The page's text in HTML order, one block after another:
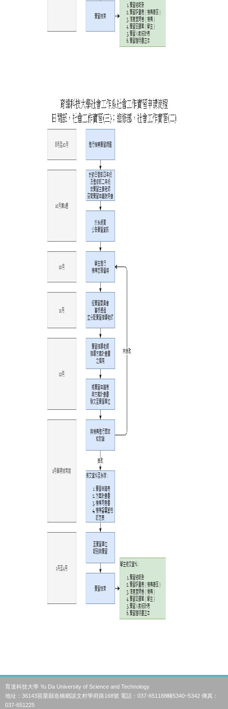
育達科技大學 Yu Da University of Science and Technology
地址：36143苗栗縣造橋鄉談文村學府路168號 電話：037-651188轉5340~5342 傳真：
037-651225